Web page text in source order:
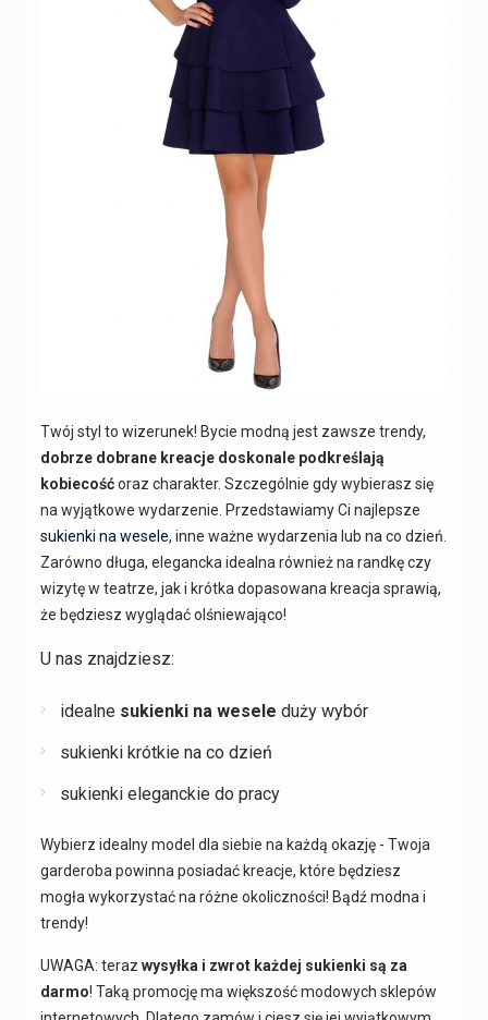
Twój styl to wizerunek! Bycie modną jest zawsze trendy,
dobrze dobrane kreacje doskonale podkreślają
kobiecośćoraz charakter. Szczególnie gdy wybierasz się
na wyjątkowe wydarzenie. Przedstawiamy Ci najlepsze
sukienki na wesele, inne ważne wydarzenia lub na co dzień.
Zarówno długa, elegancka idealna również na randkę czy
wizytę w teatrze, jak i krótka dopasowana kreacja sprawią,
że będziesz wyglądać olśniewająco!
U nas znajdziesz:
idealne sukienki na wesele duży wybór
sukienki krótkie na co dzień
sukienki eleganckie do pracy
Wybierz idealny model dla siebie na każdą okazję - Twoja
garderoba powinna posiadać kreacje, które będziesz
mogła wykorzystać na różne okoliczności! Bądź modna i
trendy!
UWAGA: teraz wysyłka i zwrot każdej sukienki są za
darmo! Taką promocję ma większość modowych sklepów